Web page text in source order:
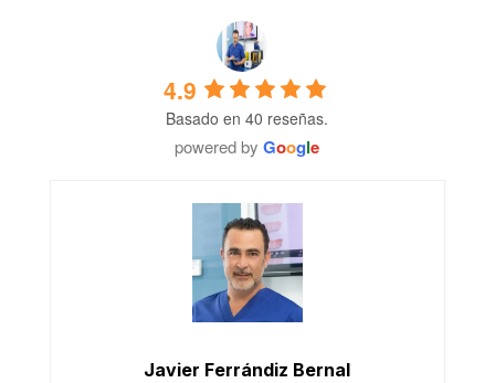
4.9
Basado en 40 reseñas.
powered byGoogle
Javier Ferrándiz Bernal